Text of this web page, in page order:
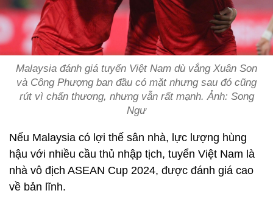
Malaysia đánh giá tuyển Việt Nam dù vắng Xuân Son
và Công Phượng ban đầu có mặt nhưng sau đó cũng
rút vì chấn thương, nhưng vẫn rất mạnh. Ảnh: Song
Ngư
Nếu Malaysia có lợi thế sân nhà, lực lượng hùng
hậu với nhiều cầu thủ nhập tịch, tuyển Việt Nam là
nhà vô địch ASEAN Cup 2024, được đánh giá cao
về bản lĩnh.